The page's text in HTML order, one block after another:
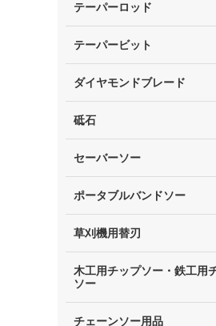
テーパーロッド
テーパービット
ダイヤモンドブレード
砥石
セーバーソー
ポータブルバンドソー
草刈機用替刃
木工用チップソー・鉄工用
ソー
チェーンソー用品